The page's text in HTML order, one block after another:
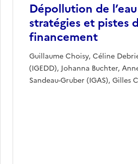
Dépollution de
stratégies et pistes
financement
Guillaume Choisy, Céline
(IGEDD), Johanna Buchter,
Sandeau-Gruber (IGAS), Gilles